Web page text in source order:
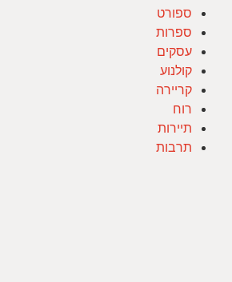
ספורט
ספרות
עסקים
קולנוע
קריירה
רוח
תיירות
תרבות